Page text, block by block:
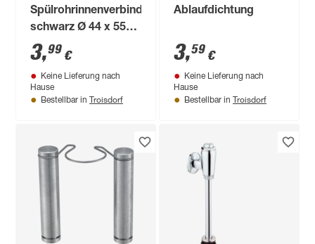
Spülrohrinnenverbinder
schwarz Ø 44 x 55
mm
3,99 €
Keine Lieferung nach
Hause
Bestellbar in Troisdorf
Ablaufdichtung
3,59 €
Keine Lieferung nach
Hause
Bestellbar in Troisdorf